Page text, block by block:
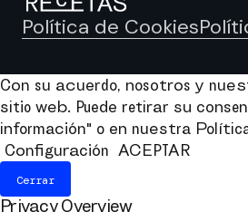
Política de Cookies
Con su acuerdo, nosotros y
sitio web. Puede retirar su
información" o en nuestra
Configuración
ACEPTAR
Cerrar
Privacy Overview